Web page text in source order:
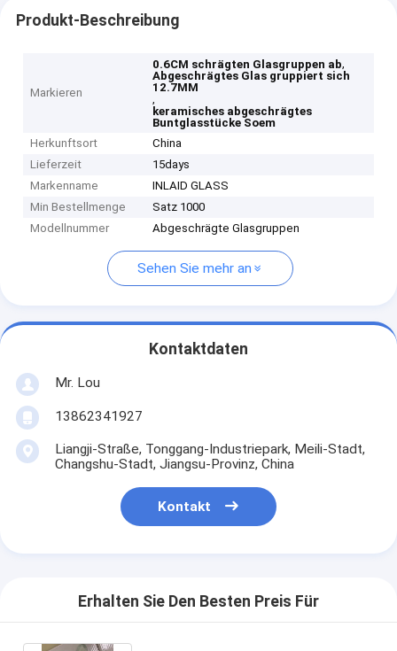
Produkt-Beschreibung
Markieren
0.6CM schrägten Glasgruppen ab,
Abgeschrägtes Glas gruppiert sich
12.7MM
,
keramisches abgeschrägtes
Buntglasstücke Soem
Herkunftsort
China
Lieferzeit
15days
Markenname
INLAID GLASS
Min Bestellmenge
Satz 1000
Modellnummer
Abgeschrägte Glasgruppen
Sehen Sie mehr an
Kontaktdaten
Mr. Lou
13862341927
Liangji-Straße, Tonggang-Industriepark, Meili-Stadt,
Changshu-Stadt, Jiangsu-Provinz, China
Kontakt
Erhalten Sie Den Besten Preis Für